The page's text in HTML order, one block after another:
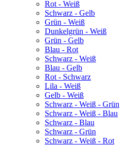
Rot - Weiß
Schwarz - Gelb
Grün - Weiß
Dunkelgrün - Weiß
Grün - Gelb
Blau - Rot
Schwarz - Weiß
Blau - Gelb
Rot - Schwarz
Lila - Weiß
Gelb - Weiß
Schwarz - Weiß - Grün
Schwarz - Weiß - Blau
Schwarz - Blau
Schwarz - Grün
Schwarz - Weiß - Rot